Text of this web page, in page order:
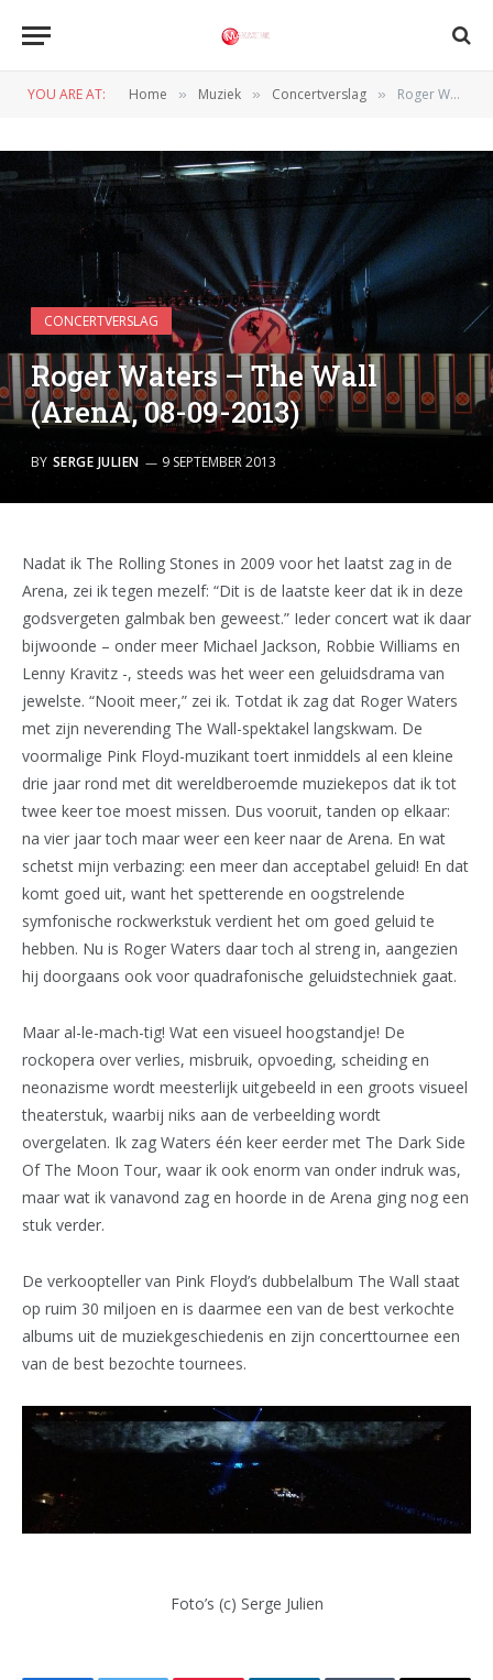
YOU ARE AT: Home » Muziek » Concertverslag » Roger Waters – The Wall (ArenA, 08-09-2013)
CONCERTVERSLAG
Roger Waters – The Wall
(ArenA, 08-09-2013)
BY SERGE JULIEN 9 SEPTEMBER 2013
Nadat ik The Rolling Stones in 2009 voor het laatst zag in de
Arena, zei ik tegen mezelf: “Dit is de laatste keer dat ik in deze
godsvergeten galmbak ben geweest.” Ieder concert wat ik daar
bijwoonde – onder meer Michael Jackson, Robbie Williams en
Lenny Kravitz -, steeds was het weer een geluidsdrama van
jewelste. “Nooit meer,” zei ik. Totdat ik zag dat Roger Waters
met zijn neverending The Wall-spektakel langskwam. De
voormalige Pink Floyd-muzikant toert inmiddels al een kleine
drie jaar rond met dit wereldberoemde muziekepos dat ik tot
twee keer toe moest missen. Dus vooruit, tanden op elkaar:
na vier jaar toch maar weer een keer naar de Arena. En wat
schetst mijn verbazing: een meer dan acceptabel geluid! En dat
komt goed uit, want het spetterende en oogstrelende
symfonische rockwerkstuk verdient het om goed geluid te
hebben. Nu is Roger Waters daar toch al streng in, aangezien
hij doorgaans ook voor quadrafonische geluidstechniek gaat.
Maar al-le-mach-tig! Wat een visueel hoogstandje! De
rockopera over verlies, misbruik, opvoeding, scheiding en
neonazisme wordt meesterlijk uitgebeeld in een groots visueel
theaterstuk, waarbij niks aan de verbeelding wordt
overgelaten. Ik zag Waters één keer eerder met The Dark Side
Of The Moon Tour, waar ik ook enorm van onder indruk was,
maar wat ik vanavond zag en hoorde in de Arena ging nog een
stuk verder.
De verkoopteller van Pink Floyd’s dubbelalbum The Wall staat
op ruim 30 miljoen en is daarmee een van de best verkochte
albums uit de muziekgeschiedenis en zijn concerttournee een
van de best bezochte tournees.
Foto’s (c) Serge Julien